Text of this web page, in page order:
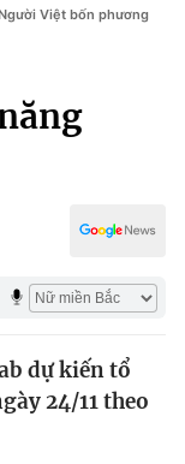
Việt bốn phương
dự kiến tổ
24/11 theo